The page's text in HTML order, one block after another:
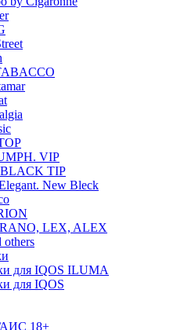
VIP
TIP
New Bleck
LEX, ALEX
others
для IQOS ILUMA
для IQOS
18+